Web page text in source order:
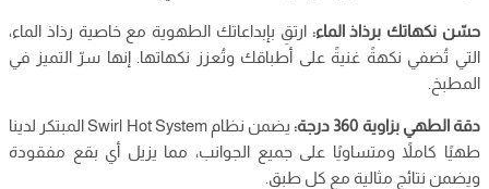
حسّن نكهاتك برذاذ الماء: ارتقِ بإبداعاتك الطهوية مع خاصية رذاذ الماء،
التي تُضفي نكهةً غنيةً على أطباقك وتُعزز نكهاتها. إنها سرّ التميز في
المطبخ.
دقة الطهي بزاوية 360 درجة:
يضمن نظام Swirl Hot System المبتكر لدينا
طهيًا كاملاً ومتساويًا على جميع الجوانب، مما يزيل أي بقع مفقودة
ويضمن نتائج مثالية مع كل طبق.